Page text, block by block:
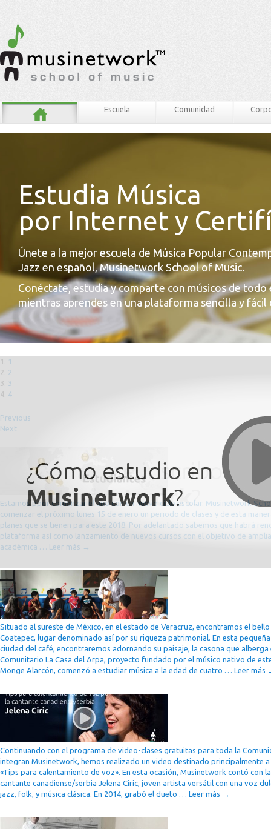
Escuela Comunidad
Estudia Música
por Internet y
Únete a la mejor escuela de Música Popular
Jazz en español, Musinetwork School of Music.
Conéctate, estudia y comparte con músicos de todo
mientras aprendes en una plataforma sencilla y fácil
1
2
3
4
Previous
Next
Estamos ppor comenzar el año con un nuevo ciclo escolar. Musinetwork
comenzar el próximo lunes 15 de enero un periodo de clases y de esta
planes que se tienen para este 2018. Por adelantado sabemos que habrá
plataforma así como lanzamiento de nuevos cursos con el objetivo de
académica … Leer más →
Situado al sureste de México, en el estado de Veracruz, encontramos el
Coatepec, lugar denominado así por su riqueza patrimonial. En esta
ciudad del café, encontraremos adornando su paisaje, la casona que alberga
Comunitario La Casa del Arpa, proyecto fundado por el músico nativo de
Monge Alarcón, comenzó a estudiar música a la edad de cuatro … Leer más
Continuando con el programa de video-clases gratuitas para toda la
integran Musinetwork, hemos realizado un video destinado principalmente
«Tips para calentamiento de voz». En esta ocasión, Musinetwork contó con
cantante canadiense/serbia Jelena Ciric, joven artista versátil con una voz
jazz, folk, y música clásica. En 2014, grabó el dueto … Leer más →